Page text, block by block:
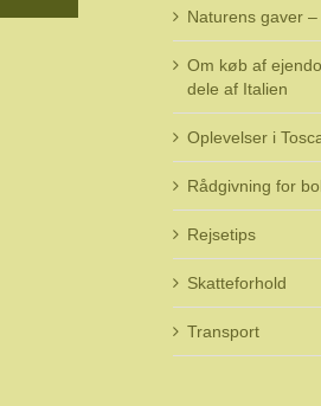
Naturens gaver
Om køb af
dele af Italien
Oplevelser i
Rådgivning for
Rejsetips
Skatteforhold
Transport